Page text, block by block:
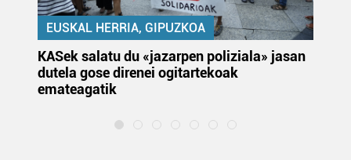
EUSKAL HERRIA, GIPUZKOA
KASek salatu du «jazarpen poliziala» jasan
dutela gose direnei ogitartekoak
emateagatik